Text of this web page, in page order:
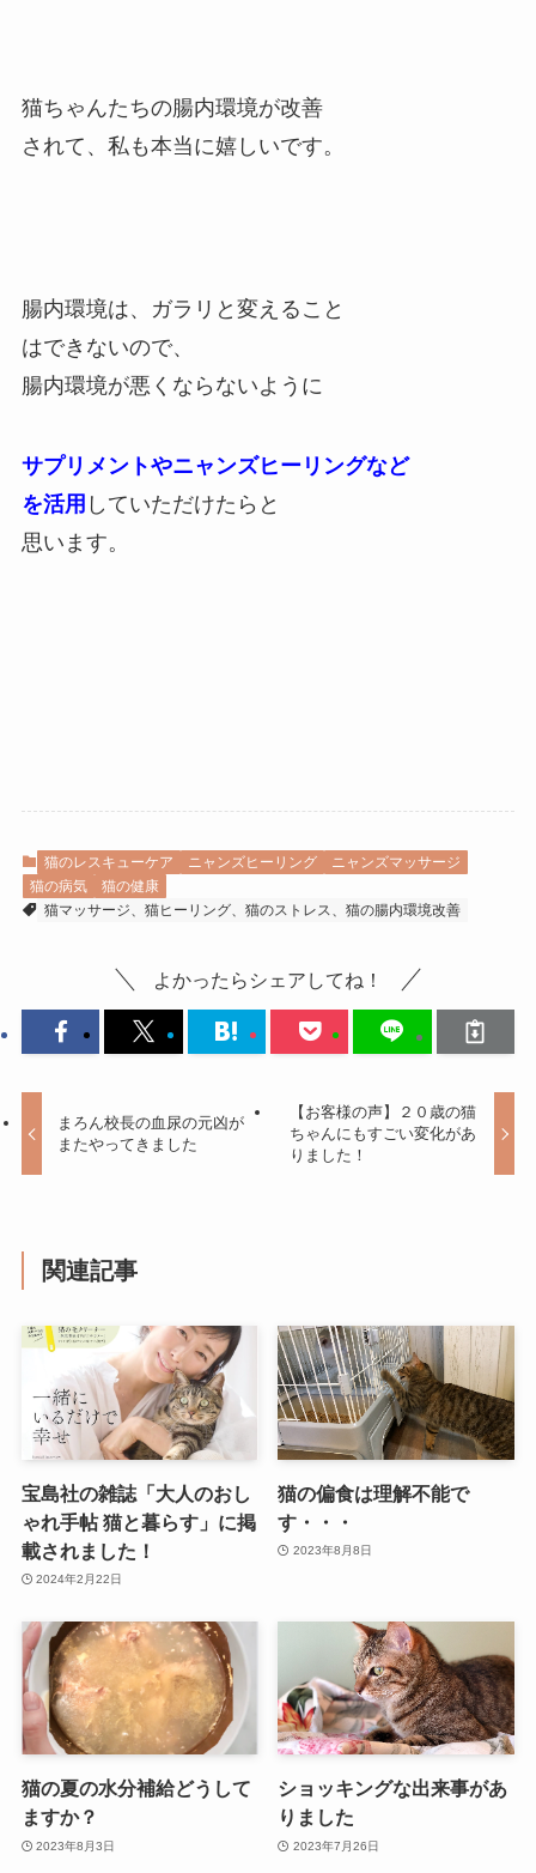
猫ちゃんたちの腸内環境が改善
されて、私も本当に嬉しいです。
腸内環境は、ガラリと変えること
はできないので、
腸内環境が悪くならないように
サプリメントやニャンズヒーリングなど
を活用 していただけたらと
思います。
猫のレスキューケア ニャンズヒーリング
ニャンズマッサージ
猫の病気
猫の健康
猫マッサージ、猫ヒーリング、猫のストレス、猫の腸内環境改善
よかったらシェアしてね！
まろん校長の血尿の元凶が
またやってきました
【お客様の声】２０歳の猫
ちゃんにもすごい変化があ
りました！
関連記事
宝島社の雑誌「大人のおし
ゃれ手帖 猫と暮らす」に掲
載されました！
2024年2月22日
猫の偏食は理解不能で
す・・・
2023年8月8日
猫の夏の水分補給どうして
ますか？
2023年8月3日
ショッキングな出来事があ
りました
2023年7月26日